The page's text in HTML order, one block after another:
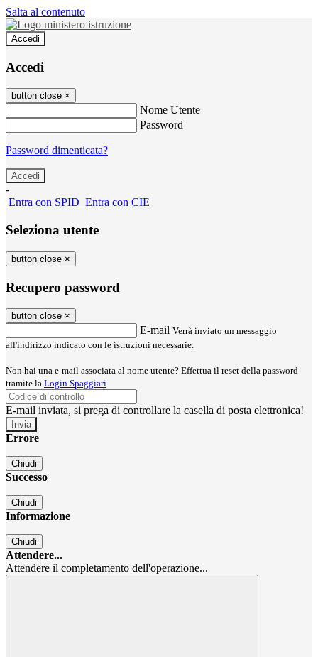
Salta al contenuto
Accedi
Accedi
button close ×
Nome Utente
Password
Password dimenticata?
-
Entra con SPID Entra con CIE
Seleziona utente
button close ×
Recupero password
button close ×
E-mail Verrà inviato un messaggio
all'indirizzo indicato con le istruzioni necessarie.
Non hai una e-mail associata al nome utente? Effettua il reset della password
tramite la Login Spaggiari
E-mail inviata, si prega di controllare la casella di posta elettronica!
Errore
Chiudi
Successo
Chiudi
Informazione
Chiudi
Attendere...
Attendere il completamento dell'operazione...